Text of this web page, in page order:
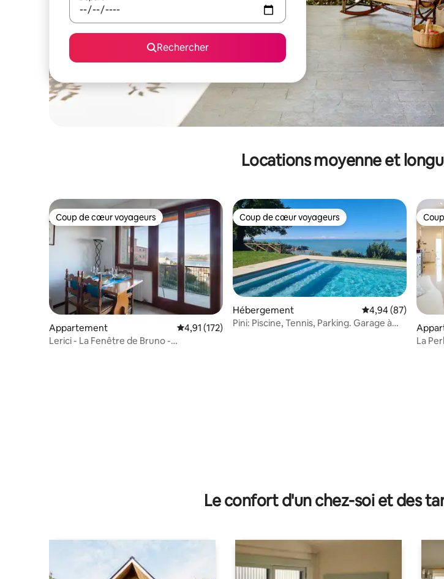
Rechercher
Locations moyenne et
Coup de cœur voyageurs
Coup de cœur voyageurs
Appartement Évaluation moyenne sur la base de 172 commentaires : 4,91 sur
4,91 (172)
Lerici - La Fenêtre de Bruno -
Coup de cœur voyageurs
Coup de cœur voyageurs
Hébergement Évaluation
4,94 (87)
Pini: Piscine, Tennis, Parking. Garage à
La
Le confort d'un chez-soi et des